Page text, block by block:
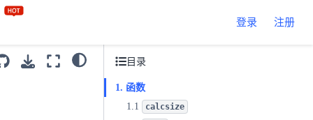
登录 注册
目录
函数
calcsize